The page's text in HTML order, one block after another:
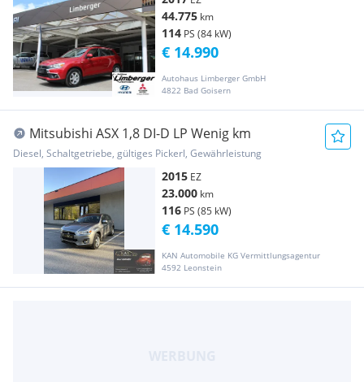
44.775 km
114 PS (84 kW)
Autohaus Limberger GmbH
4822 Bad Goisern
€ 14.990
Mitsubishi ASX 1,8 DI-D LP Wenig km
Diesel, Schaltgetriebe, gültiges Pickerl, Gewährleistung
2015 EZ
23.000 km
116 PS (85 kW)
KAN Automobile KG Vermittlungsagentur
4592 Leonstein
€ 14.590